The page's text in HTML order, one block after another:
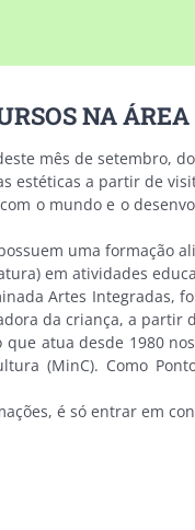
NA
mês de setembro,
a partir de
o mundo e o
uma formação
em atividades
Artes Integradas,
da criança, a partir
atua desde 1980
(MinC). Como
é só entrar em